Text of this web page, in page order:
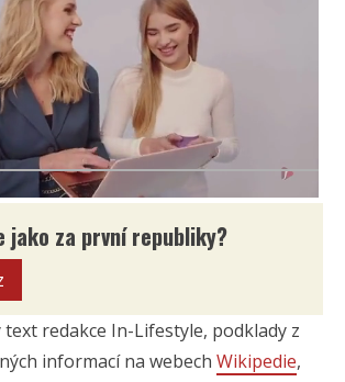
jako za první republiky?
redakce In-Lifestyle, podklady z
informací na webech Wikipedie,